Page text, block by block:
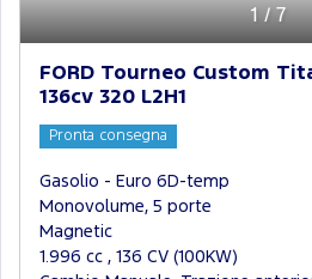
1 / 7
FORD Tourneo Custom
136cv 320 L2H1
Pronta consegna
Gasolio - Euro 6D-temp
Monovolume, 5 porte
Magnetic
1.996 cc , 136 CV (100KW)